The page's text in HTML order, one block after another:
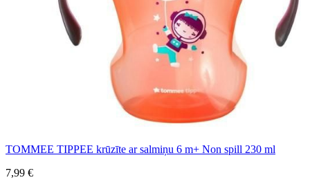
TOMMEE TIPPEE krūzīte ar salmiņu 6 m+ Non spill 230 ml
7,99 €